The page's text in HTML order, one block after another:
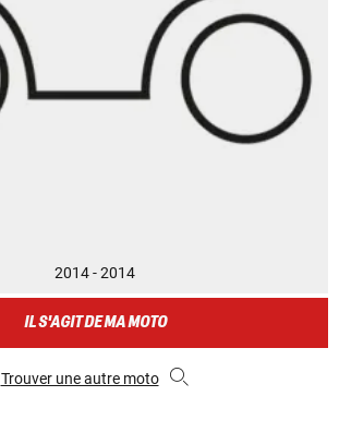
2014 - 2014
IL S'AGIT DE MA MOTO
Trouver une autre moto